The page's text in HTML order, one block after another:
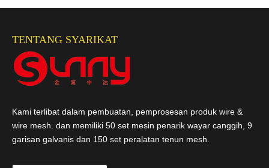
TENTANG SYARIKAT
Kami terlibat dalam pembuatan, pemprosesan produk wire &
wire mesh. dan memiliki 50 set mesin penarik wayar canggih, 9
garisan galvanis dan 150 set peralatan tenun mesh.